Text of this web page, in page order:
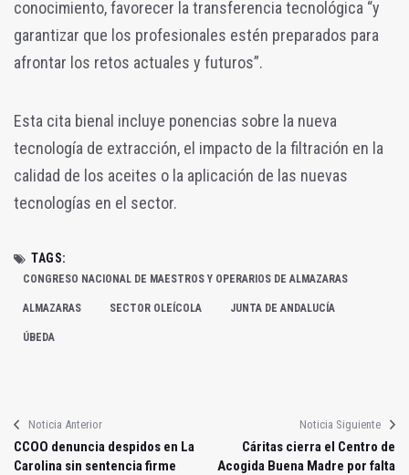
conocimiento, favorecer la transferencia tecnológica “y
garantizar que los profesionales estén preparados para
afrontar los retos actuales y futuros”.
Esta cita bienal incluye ponencias sobre la nueva
tecnología de extracción, el impacto de la filtración en la
calidad de los aceites o la aplicación de las nuevas
tecnologías en el sector.
TAGS:
CONGRESO NACIONAL DE MAESTROS Y OPERARIOS DE ALMAZARAS
ALMAZARAS SECTOR OLEÍCOLA JUNTA DE ANDALUCÍA
ÚBEDA
Noticia Anterior
CCOO denuncia despidos en La
Carolina sin sentencia firme
Noticia Siguiente
Cáritas cierra el Centro de
Acogida Buena Madre por falta